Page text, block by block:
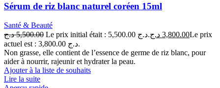
Sérum de riz blanc naturel coréen 15ml
Santé & Beauté
5,500.00 د.ج Le prix initial était : 5,500.00 د.ج. 3,800.00 د.ج
Le prix
actuel est : 3,800.00 د.ج.
Non grasse, elle contient de l’essence de germe de riz blanc, pour
aider à nourrir, rajeunir et hydrater la peau.
Ajouter à la liste de souhaits
Lire la suite